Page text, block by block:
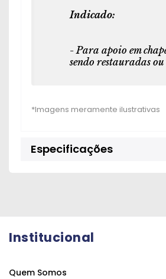
Indicado:
- Para apoio em
sendo restauradas
Especificações
Institucional
Quem Somos